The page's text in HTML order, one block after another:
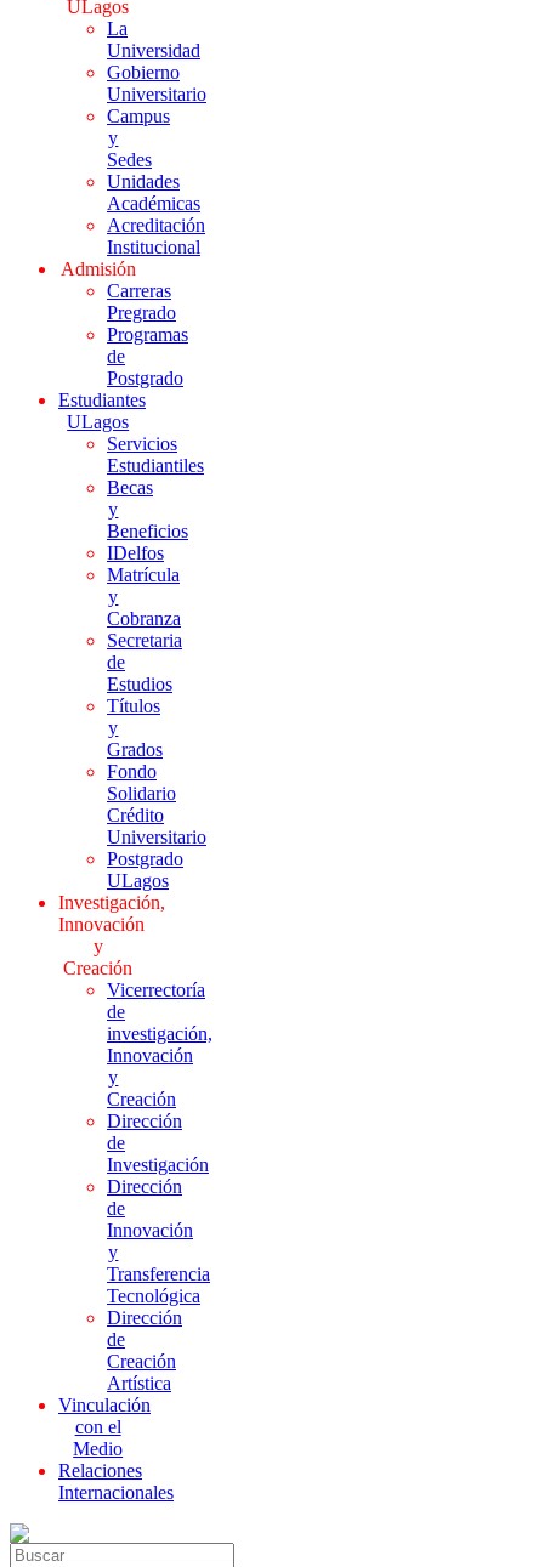
ULagos
La
Universidad
Gobierno
Universitario
Campus
y
Sedes
Unidades
Académicas
Acreditación
Institucional
Admisión
Carreras
Pregrado
Programas
de
Postgrado
Estudiantes
ULagos
Servicios
Estudiantiles
Becas
y
Beneficios
IDelfos
Matrícula
y
Cobranza
Secretaria
de
Estudios
Títulos
y
Grados
Fondo
Solidario
Crédito
Universitario
Postgrado
ULagos
Investigación,
Innovación
y
Creación
Vicerrectoría
de
investigación,
Innovación
y
Creación
Dirección
de
Investigación
Dirección
de
Innovación
y
Transferencia
Tecnológica
Dirección
de
Creación
Artística
Vinculación
con el
Medio
Relaciones
Internacionales